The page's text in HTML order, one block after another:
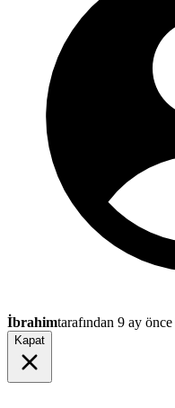
İbrahimtarafından 9 ay önce
Kapat